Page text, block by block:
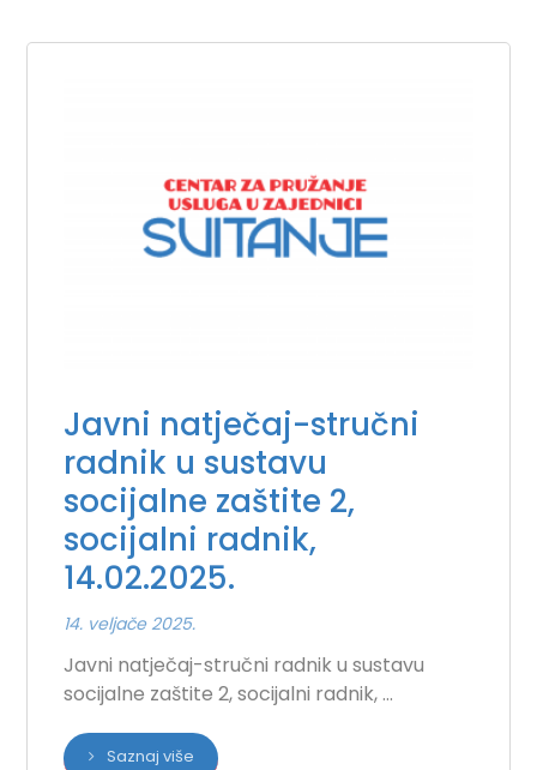
Javni natječaj-stručni
radnik u sustavu
socijalne zaštite 2,
socijalni radnik,
14.02.2025.
14. veljače 2025.
Javni natječaj-stručni radnik u sustavu
socijalne zaštite 2, socijalni radnik, ...
Saznaj više